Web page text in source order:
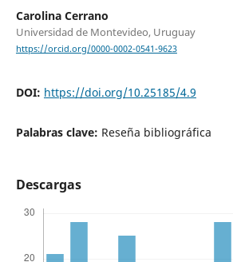
Carolina Cerrano
Universidad de Montevideo, Uruguay
https://orcid.org/0000-0002-0541-9623
DOI: https://doi.org/10.25185/4.9
Palabras clave: Reseña bibliográfica
Descargas